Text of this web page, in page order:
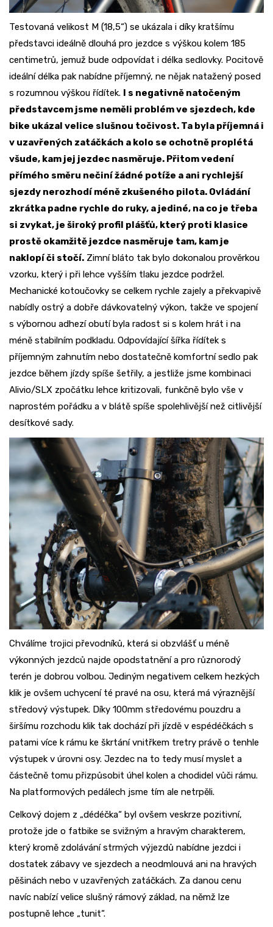
Testovaná velikost M (18,5“) se ukázala i díky kratšímu
představci ideálně dlouhá pro jezdce s výškou kolem 185
centimetrů, jemuž bude odpovídat i délka sedlovky. Pocitově
ideální délka pak nabídne příjemný, ne nějak natažený posed
s rozumnou výškou řídítek. I s negativně natočeným
představcem jsme neměli problém ve sjezdech, kde
bike ukázal velice slušnou točivost. Ta byla příjemná i
v uzavřených zatáčkách a kolo se ochotně proplétá
všude, kam jej jezdec nasměruje. Přitom vedení
přímého směru nečiní žádné potíže a ani rychlejší
sjezdy nerozhodí méně zkušeného pilota. Ovládání
zkrátka padne rychle do ruky, a jediné, na co je třeba
si zvykat, je široký profil plášťů, který proti klasice
prostě okamžitě jezdce nasměruje tam, kam je
naklopí či stočí. Zimní bláto tak bylo dokonalou prověrkou
vzorku, který i při lehce vyšším tlaku jezdce podržel.
Mechanické kotoučovky se celkem rychle zajely a překvapivě
nabídly ostrý a dobře dávkovatelný výkon, takže ve spojení
s výbornou adhezí obutí byla radost si s kolem hrát i na
méně stabilním podkladu. Odpovídající šířka řídítek s
příjemným zahnutím nebo dostatečně komfortní sedlo pak
jezdce během jízdy spíše šetřily, a jestliže jsme kombinaci
Alivio/SLX zpočátku lehce kritizovali, funkčně bylo vše v
naprostém pořádku a v blátě spíše spolehlivější než citlivější
desítkové sady.
Chválíme trojici převodníků, která si obzvlášť u méně
výkonných jezdců najde opodstatnění a pro různorodý
terén je dobrou volbou. Jediným negativem celkem hezkých
klik je ovšem uchycení té pravé na osu, která má výraznější
středový výstupek. Díky 100mm středovému pouzdru a
širšímu rozchodu klik tak dochází při jízdě v espédéčkách s
patami více k rámu ke škrtání vnitřkem tretry právě o tenhle
výstupek v úrovni osy. Jezdec na to tedy musí myslet a
částečně tomu přizpůsobit úhel kolen a chodidel vůči rámu.
Na platformových pedálech jsme tím ale netrpěli.
Celkový dojem z „dédéčka“ byl ovšem veskrze pozitivní,
protože jde o fatbike se svižným a hravým charakterem,
který kromě zdolávání strmých výjezdů nabídne jezdci i
dostatek zábavy ve sjezdech a neodmlouvá ani na hravých
pěšinách nebo v uzavřených zatáčkách. Za danou cenu
navíc nabízí velice slušný rámový základ, na němž lze
postupně lehce „tunit“.